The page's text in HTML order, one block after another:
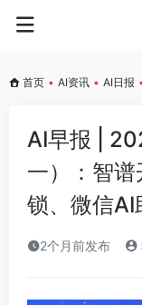
首页 • AI资讯 • AI日报
AI早报 |
一）：智
锁、微信AI
2个月前发布